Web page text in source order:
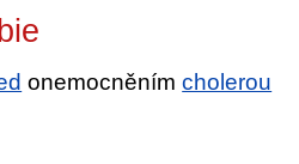
onemocněnímcholerou